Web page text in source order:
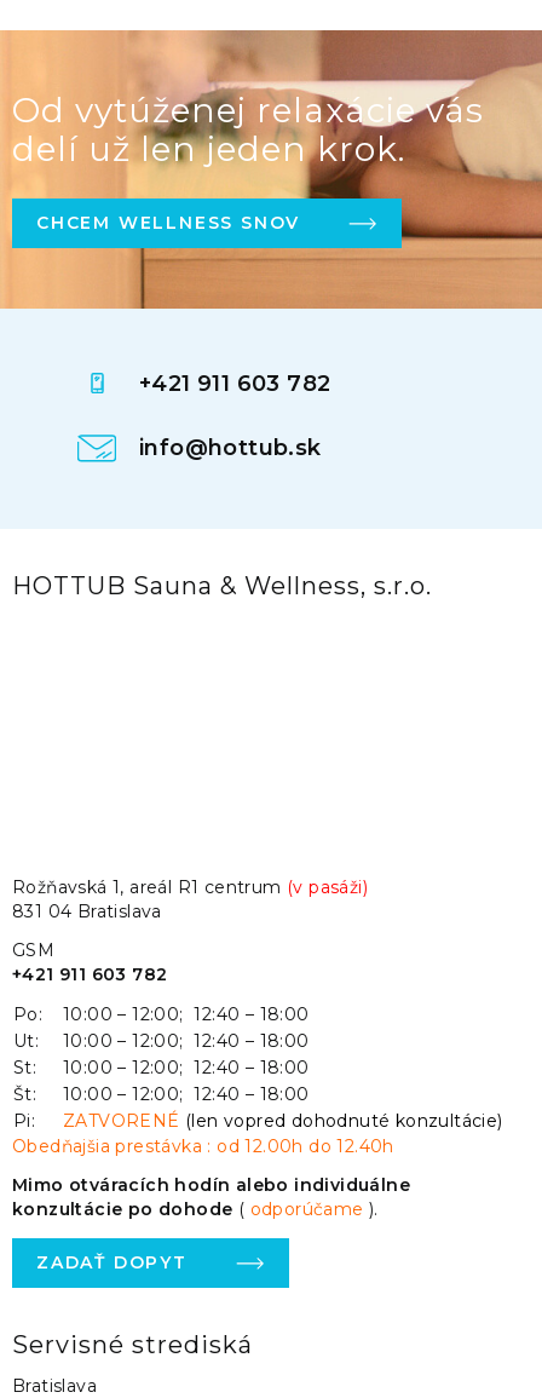
Od vytúženej relaxácie vás
delí už len jeden krok.
CHCEM WELLNESS SNOV
+421 911 603 782
info@hottub.sk
HOTTUB Sauna & Wellness, s.r.o.
Rožňavská 1, areál R1 centrum (v pasáži)
831 04 Bratislava
GSM
+421 911 603 782
Po:
10:00 – 12:00; 12:40 – 18:00
Ut:
10:00 – 12:00; 12:40 – 18:00
St:
10:00 – 12:00; 12:40 – 18:00
Št:
10:00 – 12:00; 12:40 – 18:00
Pi:
ZATVORENÉ (len vopred dohodnuté konzultácie)
Obedňajšia prestávka : od 12.00h do 12.40h
Mimo otváracích hodín alebo individuálne
konzultácie po dohode ( odporúčame).
ZADAŤ DOPYT
Servisné strediská
Bratislava